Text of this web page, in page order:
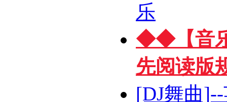
乐
◆◆【音
先阅读版
[DJ舞曲